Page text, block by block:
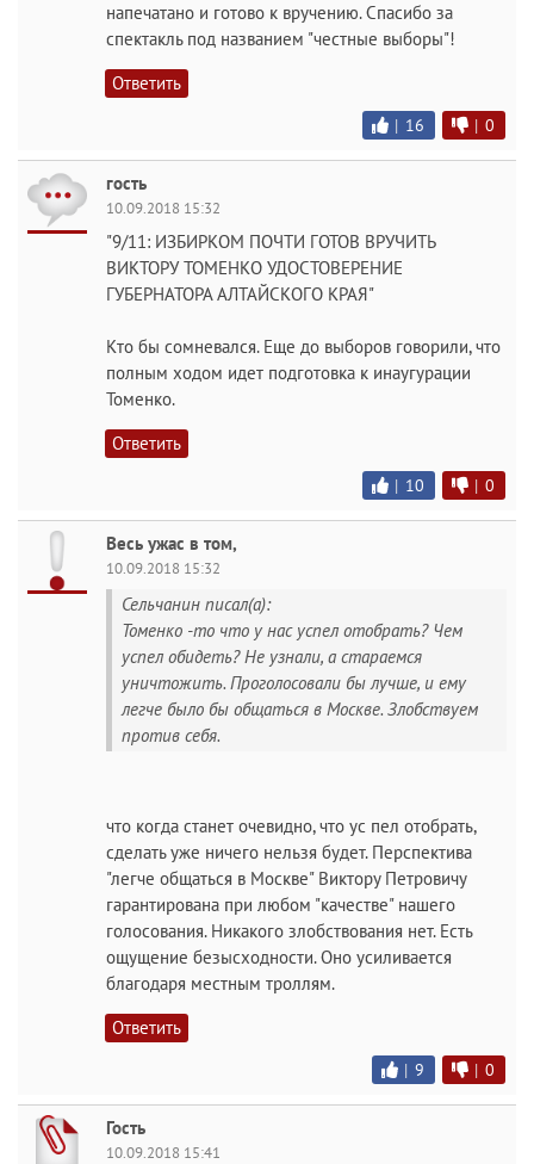
напечатано и готово к вручению. Спасибо за
спектакль под названием "честные выборы"!
Ответить
| 16 | 0
гость
10.09.2018 15:32
"9/11: ИЗБИРКОМ ПОЧТИ ГОТОВ ВРУЧИТЬ
ВИКТОРУ ТОМЕНКО УДОСТОВЕРЕНИЕ
ГУБЕРНАТОРА АЛТАЙСКОГО КРАЯ"
Кто бы сомневался. Еще до выборов говорили, что
полным ходом идет подготовка к инаугурации
Томенко.
Ответить
| 10 | 0
Весь ужас в том,
10.09.2018 15:32
Сельчанин писал(а):
Томенко -то что у нас успел отобрать? Чем
успел обидеть? Не узнали, а стараемся
уничтожить. Проголосовали бы лучше, и ему
легче было бы общаться в Москве. Злобствуем
против себя.
что когда станет очевидно, что ус пел отобрать,
сделать уже ничего нельзя будет. Перспектива
"легче общаться в Москве" Виктору Петровичу
гарантирована при любом "качестве" нашего
голосования. Никакого злобствования нет. Есть
ощущение безысходности. Оно усиливается
благодаря местным троллям.
Ответить
| 9 | 0
Гость
10.09.2018 15:41